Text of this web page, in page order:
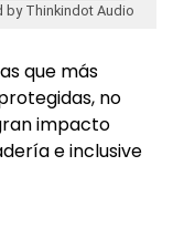
by Thinkindot Audio
que más
no
impacto
e inclusive